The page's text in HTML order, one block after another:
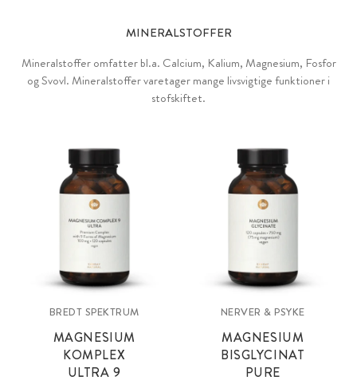
MINERALSTOFFER
Mineralstoffer omfatter bl.a. Calcium, Kalium, Magnesium, Fosfor
og Svovl. Mineralstoffer varetager mange livsvigtige funktioner i
stofskiftet.
BREDT SPEKTRUM
MAGNESIUM
KOMPLEX
ULTRA 9
NERVER & PSYKE
MAGNESIUM
BISGLYCINAT
PURE